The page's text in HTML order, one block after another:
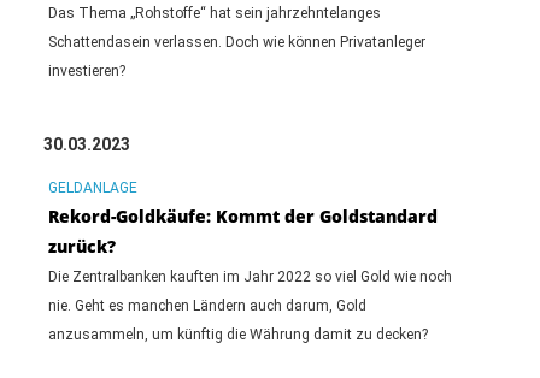
Das Thema „Rohstoffe“ hat sein jahrzehntelanges
Schattendasein verlassen. Doch wie können Privatanleger
investieren?
30.03.2023
GELDANLAGE
Rekord-Goldkäufe: Kommt der Goldstandard
zurück?
Die Zentralbanken kauften im Jahr 2022 so viel Gold wie noch
nie. Geht es manchen Ländern auch darum, Gold
anzusammeln, um künftig die Währung damit zu decken?